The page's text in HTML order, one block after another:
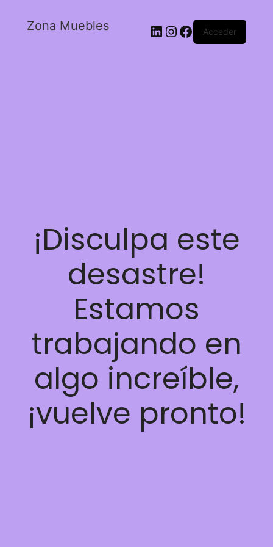
Zona Muebles Acceder
¡Disculpa este
desastre!
Estamos
trabajando en
algo increíble,
¡vuelve pronto!